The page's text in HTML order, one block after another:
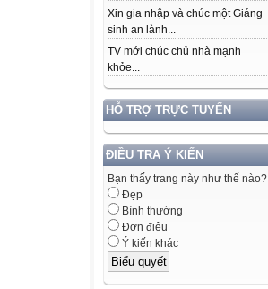
Xin gia nhập và chúc một Giáng
sinh an lành...
TV mới chúc chủ nhà mạnh
khỏe...
HỖ TRỢ TRỰC TUYẾN
ĐIỀU TRA Ý KIẾN
Bạn thấy trang này như thế nào?
Đẹp
Bình thường
Đơn điệu
Ý kiến khác